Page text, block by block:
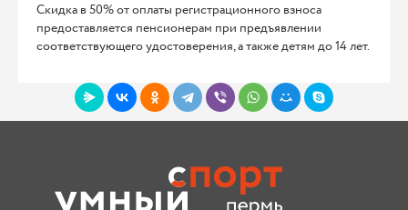
Скидка в 50% от оплаты регистрационного взноса
предоставляется пенсионерам при предъявлении
соответствующего удостоверения, а также детям до 14 лет.